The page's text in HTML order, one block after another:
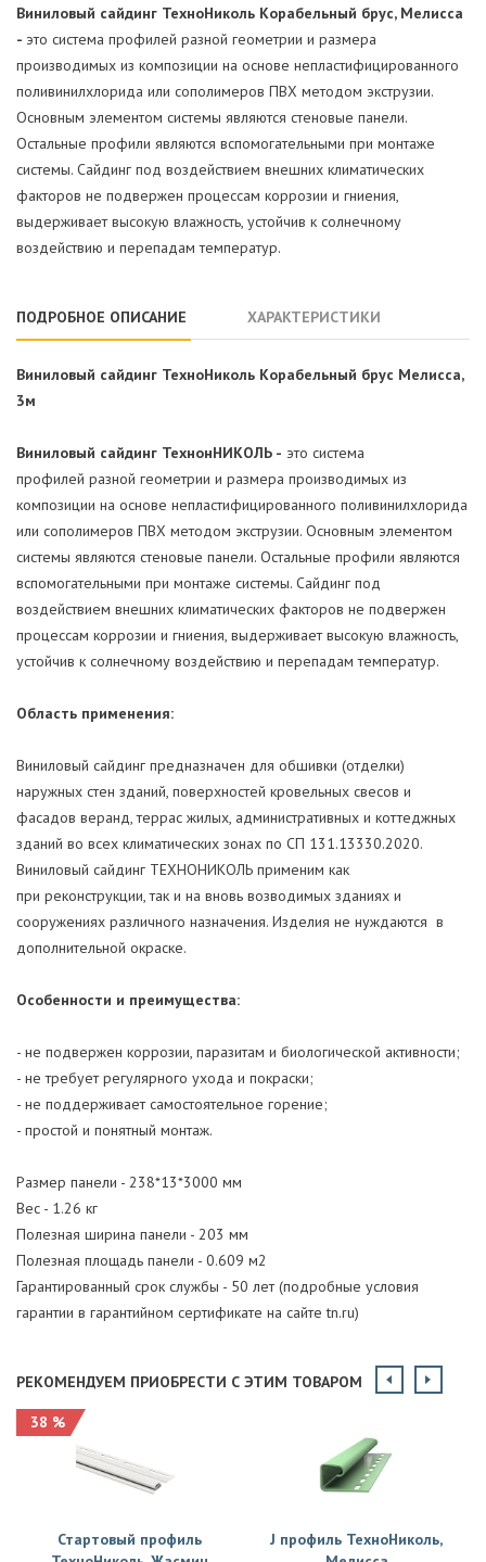
Виниловый сайдинг ТехноНиколь Корабельный брус, Мелисса
- это система профилей разной геометрии и размера
производимых из композиции на основе непластифицированного
поливинилхлорида или сополимеров ПВХ методом экструзии.
Основным элементом системы являются стеновые панели.
Остальные профили являются вспомогательными при монтаже
системы. Сайдинг под воздействием внешних климатических
факторов не подвержен процессам коррозии и гниения,
выдерживает высокую влажность, устойчив к солнечному
воздействию и перепадам температур.
ПОДРОБНОЕ ОПИСАНИЕ ХАРАКТЕРИСТИКИ
Виниловый сайдинг ТехноНиколь Корабельный брус Мелисса,
3м
Виниловый сайдинг ТехнонНИКОЛЬ - это система
профилей разной геометрии и размера производимых из
композиции на основе непластифицированного поливинилхлорида
или сополимеров ПВХ методом экструзии. Основным элементом
системы являются стеновые панели. Остальные профили являются
вспомогательными при монтаже системы. Сайдинг под
воздействием внешних климатических факторов не подвержен
процессам коррозии и гниения, выдерживает высокую влажность,
устойчив к солнечному воздействию и перепадам температур.
Область применения:
Виниловый сайдинг предназначен для обшивки (отделки)
наружных стен зданий, поверхностей кровельных свесов и
фасадов веранд, террас жилых, административных и коттеджных
зданий во всех климатических зонах по СП 131.13330.2020.
Виниловый сайдинг ТЕХНОНИКОЛЬ применим как
при реконструкции, так и на вновь возводимых зданиях и
сооружениях различного назначения. Изделия не нуждаются в
дополнительной окраске.
Особенности и преимущества:
- не подвержен коррозии, паразитам и биологической активности;
- не требует регулярного ухода и покраски;
- не поддерживает самостоятельное горение;
- простой и понятный монтаж.
Размер панели - 238*13*3000 мм
Вес - 1.26 кг
Полезная ширина панели - 203 мм
Полезная площадь панели - 0.609 м2
Гарантированный срок службы - 50 лет (подробные условия
гарантии в гарантийном сертификате на сайте tn.ru)
РЕКОМЕНДУЕМ ПРИОБРЕСТИ С ЭТИМ ТОВАРОМ
38 %
Стартовый профиль
J профиль ТехноНиколь,